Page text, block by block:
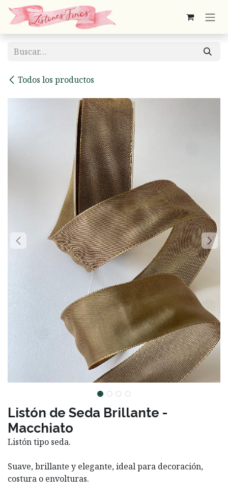
Ir al contenido
Todos los productos
Listón de Seda Brillante -
Macchiato
Listón tipo seda.
Suave, brillante y elegante, ideal para decoración,
costura o envolturas.